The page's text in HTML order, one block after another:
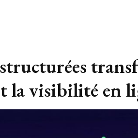
la visibilité en